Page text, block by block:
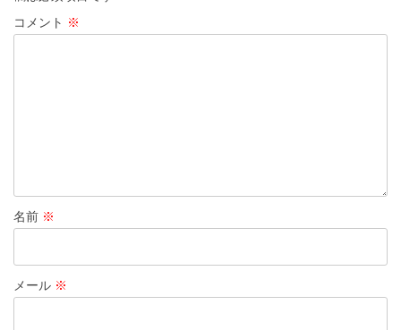
シ
ョ
コメント ※
名前 ※
メール ※